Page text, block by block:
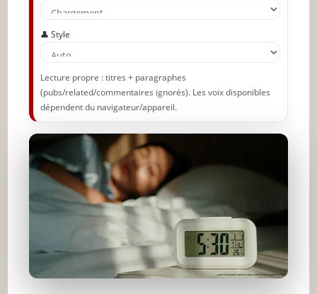
👤 Style
Lecture propre : titres + paragraphes
(pubs/related/commentaires ignorés). Les voix disponibles
dépendent du navigateur/appareil.